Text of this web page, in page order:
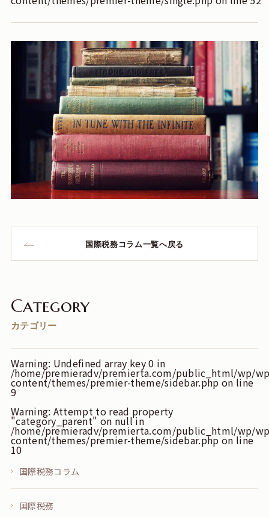
国際税務コラム一覧へ戻る
Category
カテゴリー
Warning: Undefined array key 0 in
/home/premieradv/premierta.com/public_html/wp/
content/themes/premier-theme/sidebar.php on line
9
Warning: Attempt to read property
"category_parent" on null in
/home/premieradv/premierta.com/public_html/wp/
content/themes/premier-theme/sidebar.php on line
10
国際税務コラム
国際税務